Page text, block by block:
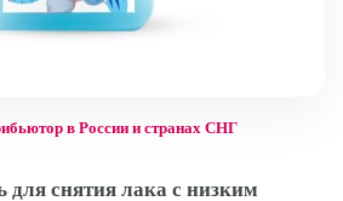
в России и странах СНГ
для снятия лака с низким